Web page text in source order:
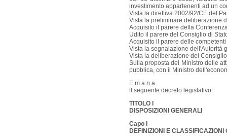
investimento appartenenti ad un
Vista la direttiva 2002/92/CE del
Vista la preliminare deliberazione
Acquisito il parere della
Udito il parere del Consiglio di
Acquisito il parere delle
Vista la segnalazione dell'Autorità
Vista la deliberazione del
Sulla proposta del Ministro delle
pubblica, con il Ministro
E m a n a
il seguente decreto legislativo:
TITOLO I
DISPOSIZIONI GENERALI
Capo I
DEFINIZIONI E CLASSIFICAZIONI